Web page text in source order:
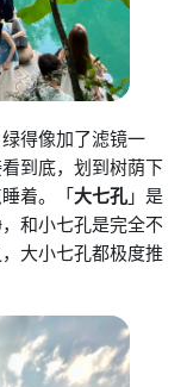
得像加了滤镜一
到底，划到树荫下
着。 「 大七孔」是
和小七孔是完全不
大小七孔都极度推